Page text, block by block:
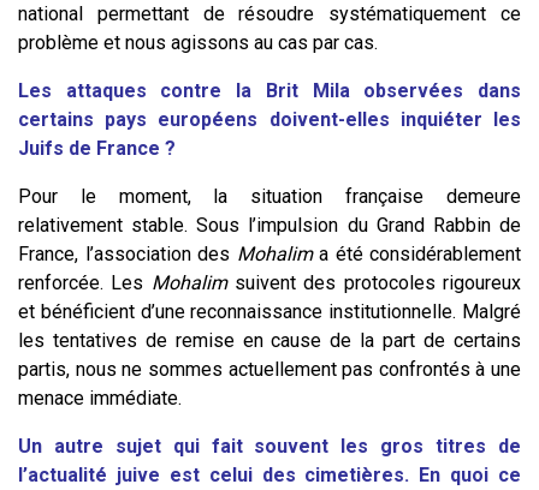
national permettant de résoudre systématiquement ce
problème et nous agissons au cas par cas.
Les attaques contre la Brit Mila observées dans
certains pays européens doivent-elles inquiéter les
Juifs de France ?
Pour le moment, la situation française demeure
relativement stable. Sous l’impulsion du Grand Rabbin de
France, l’association des Mohalima été considérablement
renforcée. Les Mohalimsuivent des protocoles rigoureux
et bénéficient d’une reconnaissance institutionnelle. Malgré
les tentatives de remise en cause de la part de certains
partis, nous ne sommes actuellement pas confrontés à une
menace immédiate.
Un autre sujet qui fait souvent les gros titres de
l’actualité juive est celui des cimetières. En quoi ce